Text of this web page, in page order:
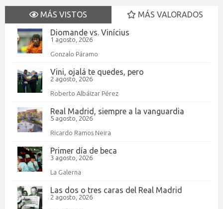
MÁS VISTOS
MÁS VALORADOS
Diomande vs. Vinícius
1 agosto, 2026
Gonzalo Páramo
Vini, ojalá te quedes, pero
2 agosto, 2026
Roberto Albáizar Pérez
Real Madrid, siempre a la vanguardia
5 agosto, 2026
Ricardo Ramos Neira
Primer día de beca
3 agosto, 2026
La Galerna
Las dos o tres caras del Real Madrid
2 agosto, 2026